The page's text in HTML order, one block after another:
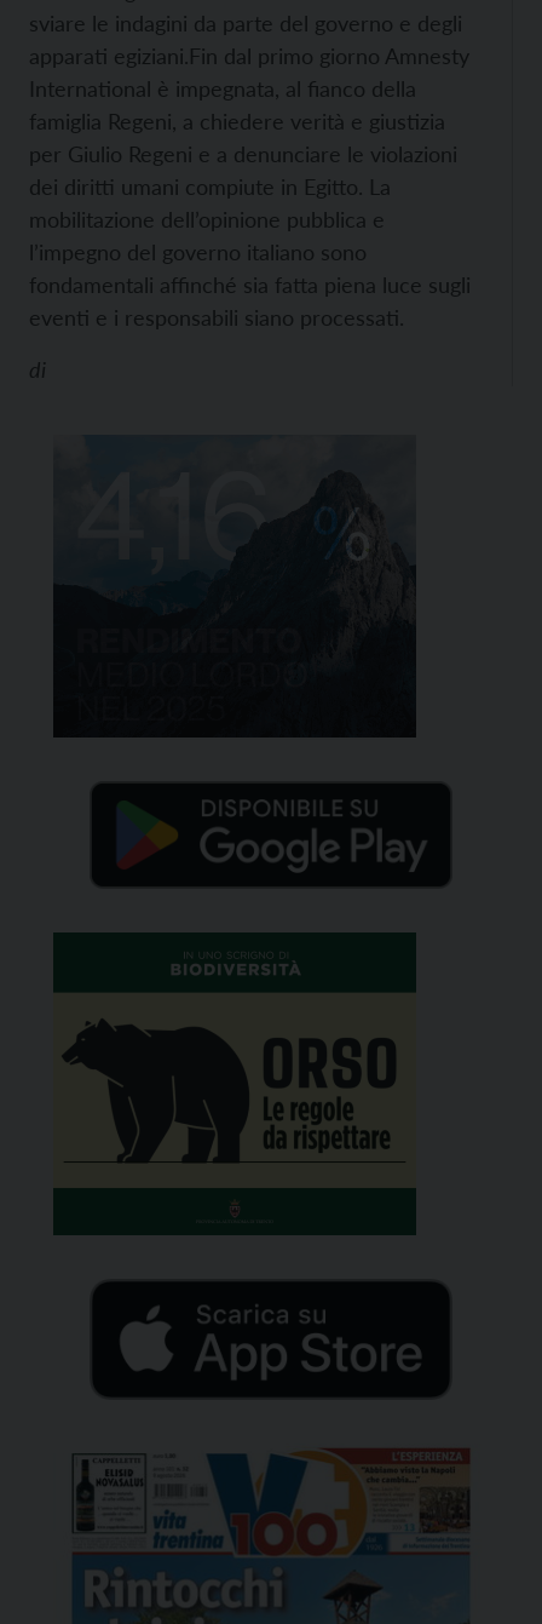
sviare le indagini da parte del governo e degli
apparati egiziani.Fin dal primo giorno Amnesty
International è impegnata, al fianco della
famiglia Regeni, a chiedere verità e giustizia
per Giulio Regeni e a denunciare le violazioni
dei diritti umani compiute in Egitto. La
mobilitazione dell’opinione pubblica e
l’impegno del governo italiano sono
fondamentali affinché sia fatta piena luce sugli
eventi e i responsabili siano processati.
di